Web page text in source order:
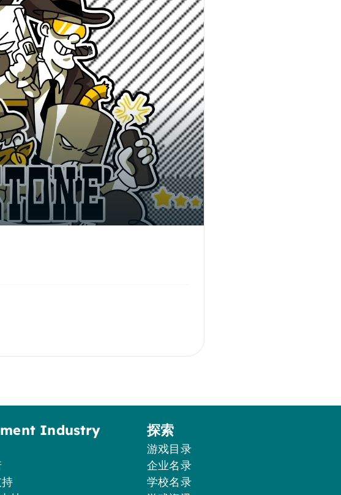
Industry 探索
游戏目录
企业名录
学校名录